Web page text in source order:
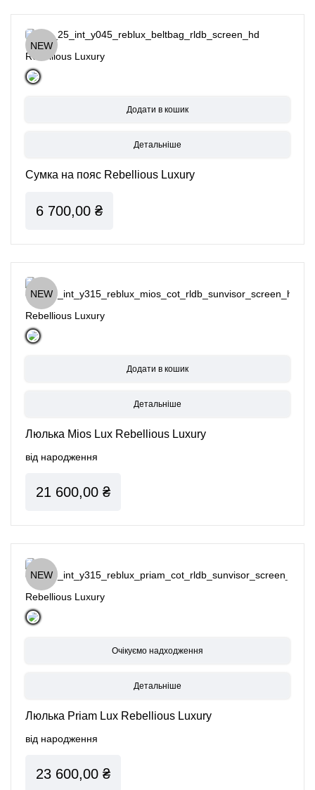
NEW
Rebellious Luxury
Детальніше
Сумка на пояс Rebellious Luxury
6 700,00 ₴
NEW
Rebellious Luxury
Детальніше
Люлька Mios Lux Rebellious Luxury
від народження
21 600,00 ₴
NEW
Rebellious Luxury
Детальніше
Люлька Priam Lux Rebellious Luxury
від народження
23 600,00 ₴